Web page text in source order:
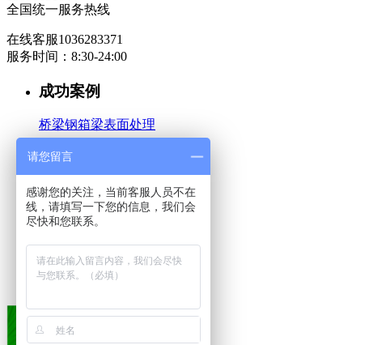
全国统一服务热线
在线客服1036283371
服务时间：8:30-24:00
成功案例
桥梁钢箱梁表面处理
汽车工业
有色金属表面处理
机械重工行业
关于公司
公司简介
请您留言
感谢您的关注，当前客服人员不在
线，请填写一下您的信息，我们会
尽快和您联系。